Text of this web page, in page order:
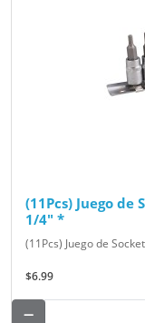
(11Pcs) Juego
1/4" *
(11Pcs) Juego de
$6.99